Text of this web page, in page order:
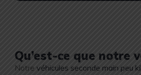
Qu’est-ce que notre
Notre véhicules seconde main peu